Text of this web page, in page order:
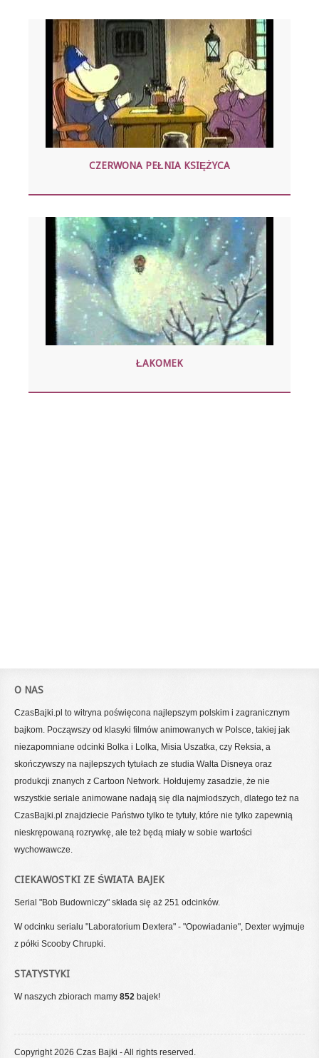
CZERWONA PEŁNIA KSIĘŻYCA
ŁAKOMEK
O NAS
CzasBajki.pl to witryna poświęcona najlepszym polskim i zagranicznym
bajkom. Począwszy od klasyki filmów animowanych w Polsce, takiej jak
niezapomniane odcinki Bolka i Lolka, Misia Uszatka, czy Reksia, a
skończywszy na najlepszych tytułach ze studia Walta Disneya oraz
produkcji znanych z Cartoon Network. Hołdujemy zasadzie, że nie
wszystkie seriale animowane nadają się dla najmłodszych, dlatego też na
CzasBajki.pl znajdziecie Państwo tylko te tytuły, które nie tylko zapewnią
nieskrępowaną rozrywkę, ale też będą miały w sobie wartości
wychowawcze.
CIEKAWOSTKI ZE ŚWIATA BAJEK
Serial "Bob Budowniczy" składa się aż 251 odcinków.
W odcinku serialu "Laboratorium Dextera" - "Opowiadanie", Dexter wyjmuje
z półki Scooby Chrupki.
STATYSTYKI
W naszych zbiorach mamy 852 bajek!
Copyright 2026 Czas Bajki - All rights reserved.